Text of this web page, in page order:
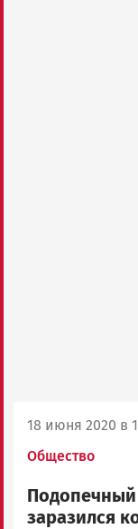
18 июня 2020 в
Общество
Подопечный
заразился